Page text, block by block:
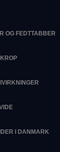
OG FEDTTABBER
I DANMARK